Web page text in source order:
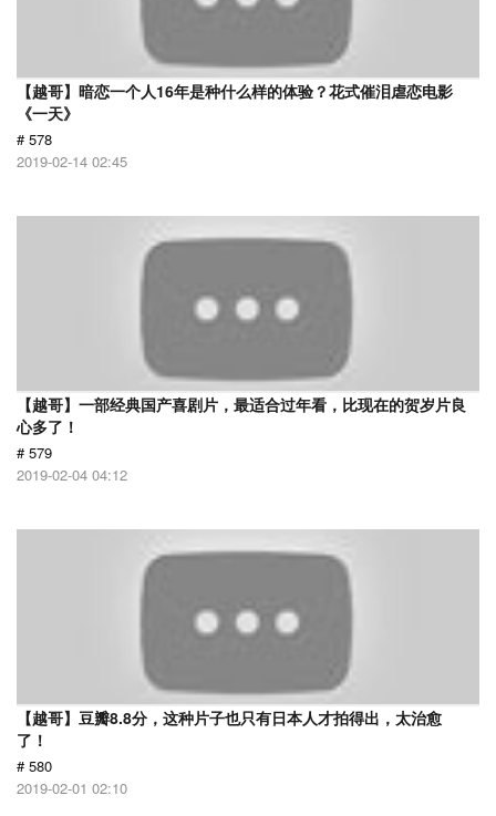
【越哥】暗恋一个人16年是种什么样的体验？花式催泪虐恋电影
《一天》
# 578
2019-02-14 02:45
【越哥】一部经典国产喜剧片，最适合过年看，比现在的贺岁片良
心多了！
# 579
2019-02-04 04:12
【越哥】豆瓣8.8分，这种片子也只有日本人才拍得出，太治愈
了！
# 580
2019-02-01 02:10